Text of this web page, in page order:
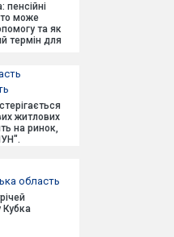
пенсійні
може
та як
термін для
житлових
на ринок,
область
Кубка